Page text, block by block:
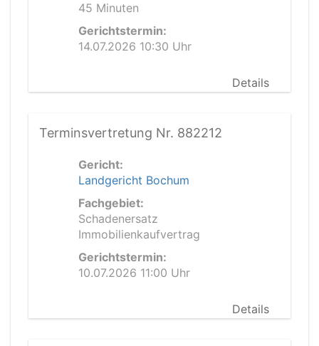
45 Minuten
Gerichtstermin:
14.07.2026 10:30 Uhr
Details
Terminsvertretung Nr. 882212
Gericht:
Landgericht Bochum
Fachgebiet:
Schadenersatz
Immobilienkaufvertrag
Gerichtstermin:
10.07.2026 11:00 Uhr
Details